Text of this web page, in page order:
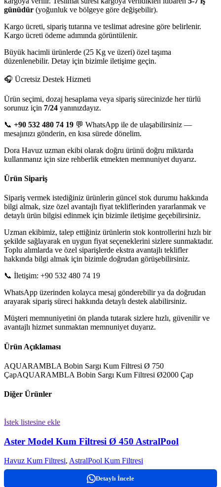
günüdür (yoğunluk ve bölgeye göre değişebilir).
Kargo ücreti, sipariş tutarına ve teslimat adresine göre belirlenir.
Kargo ücreti ödeme adımında görüntülenir.
Büyük hacimli ürünlerde (25 Kg ve üzeri) özel taşıma
düzenlenebilir. Detay için bizimle iletişime geçin.
🎧 Ücretsiz Destek Hizmeti
Ürün seçimi, dozaj hesaplama veya sipariş sürecinizde her türlü
sorunuz için 7/24 yanınızdayız.
📞 +90 532 480 74 19 💬 WhatsApp ile de ulaşabilirsiniz —
mesajınızı gönderin, en kısa sürede dönelim.
Dora Havuz uzman ekibi olarak doğru ürünü doğru miktarda
kullanmanız için size rehberlik etmekten memnuniyet duyarız.
Ürün Sipariş
Sipariş vermek istediğiniz ürünlerin güncel stok durumu hakkında
bilgi almak, size özel avantajlı fiyat tekliflerinden yararlanmak ve
detaylı ürün bilgisi edinmek için bizimle iletişime geçebilirsiniz.
Uzman ekibimiz, talep ettiğiniz ürünlerin stok kontrollerini hızlı bir
şekilde sağlayarak en uygun fiyat seçeneklerini sizlere sunmaktadır.
Toplu alımlarda ve özel siparişlerde ekstra avantajlı teklifler
hakkında bilgi almak için bizimle doğrudan görüşebilirsiniz.
📞 İletişim: +90 532 480 74 19
WhatsApp üzerinden kolayca mesaj gönderebilir ya da doğrudan
arayarak sipariş süreci hakkında detaylı destek alabilirsiniz.
Müşteri memnuniyetini ön planda tutarak sizlere hızlı, güvenilir ve
avantajlı hizmet sunmaktan memnuniyet duyarız.
Ürün Açıklaması
AQUARAMBLA Bobin Sargı Kum Filtresi Ø 750
ÇapAQUARAMBLA Bobin Sargı Kum Filtresi Ø2000 Çap
Diğer Ürünler
İstek listesine ekle
Aster Model Kum Filtresi Ø 450 AstralPool
Havuz Kum Filtresi, AstralPool Kum Filtresi
Detaylı İncele